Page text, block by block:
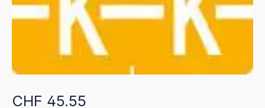
Regulärer Preis:
CHF 45.55